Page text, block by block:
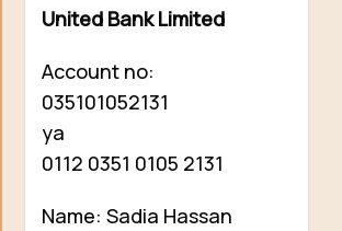
United Bank Limited
Account no:
035101052131
ya
0112 0351 0105 2131
Name: Sadia Hassan